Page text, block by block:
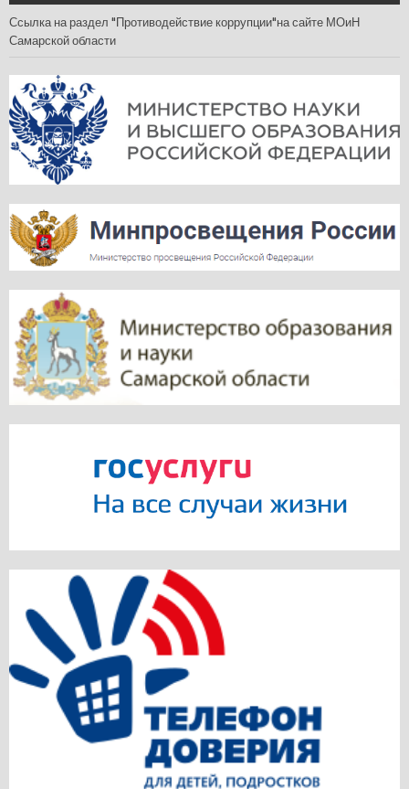
Ссылка на раздел "Противодействие коррупции"на сайте МОиН
Самарской области